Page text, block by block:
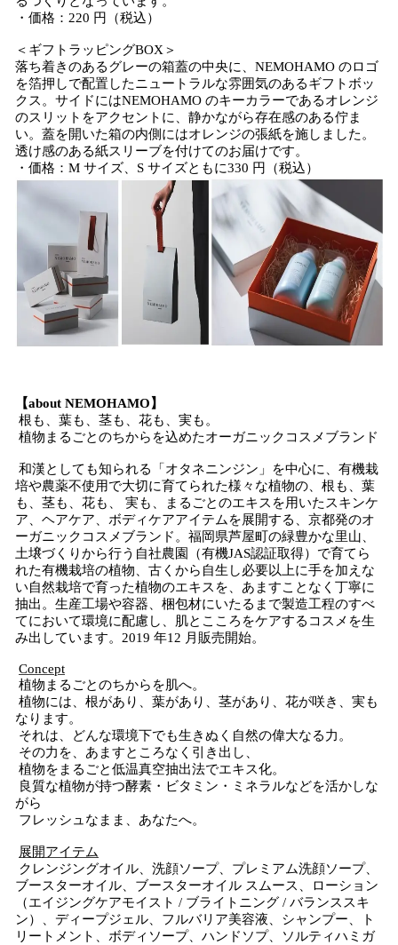
・価格：220 円（税込）
＜ギフトラッピングBOX＞
落ち着きのあるグレーの箱蓋の中央に、NEMOHAMO のロゴ
を箔押しで配置したニュートラルな雰囲気のあるギフトボッ
クス。サイドにはNEMOHAMO のキーカラーであるオレンジ
のスリットをアクセントに、静かながら存在感のある佇ま
い。蓋を開いた箱の内側にはオレンジの張紙を施しました。
透け感のある紙スリーブを付けてのお届けです。
・価格：M サイズ、S サイズともに330 円（税込）
【about NEMOHAMO】
根も、葉も、茎も、花も、実も。
植物まるごとのちからを込めたオーガニックコスメブランド
和漢としても知られる「オタネニンジン」を中心に、有機栽
培や農薬不使用で大切に育てられた様々な植物の、根も、葉
も、茎も、花も、 実も、まるごとのエキスを用いたスキンケ
ア、ヘアケア、ボディケアアイテムを展開する、京都発のオ
ーガニックコスメブランド。福岡県芦屋町の緑豊かな里山、
土壌づくりから行う自社農園（有機JAS認証取得）で育てら
れた有機栽培の植物、古くから自生し必要以上に手を加えな
い自然栽培で育った植物のエキスを、あますことなく丁寧に
抽出。生産工場や容器、梱包材にいたるまで製造工程のすべ
てにおいて環境に配慮し、肌とこころをケアするコスメを生
み出しています。2019 年12 月販売開始。
Concept
植物まるごとのちからを肌へ。
植物には、根があり、葉があり、茎があり、花が咲き、実も
なります。
それは、どんな環境下でも生きぬく自然の偉大なる力。
その力を、あますところなく引き出し、
植物をまるごと低温真空抽出法でエキス化。
良質な植物が持つ酵素・ビタミン・ミネラルなどを活かしな
がら
フレッシュなまま、あなたへ。
展開アイテム
クレンジングオイル、洗顔ソープ、プレミアム洗顔ソープ、
ブースターオイル、ブースターオイル スムース、ローション
（エイジングケアモイスト / ブライトニング / バランススキ
ン）、ディープジェル、フルバリア美容液、シャンプー、ト
リートメント、ボディソープ、ハンドソプ、ソルティハミガ